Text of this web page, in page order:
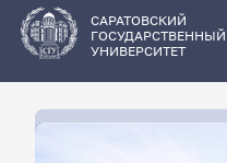
основному
содержанию
САРАТОВСКИЙ
ГОСУДАРСТВЕННЫЙ
УНИВЕРСИТЕТ